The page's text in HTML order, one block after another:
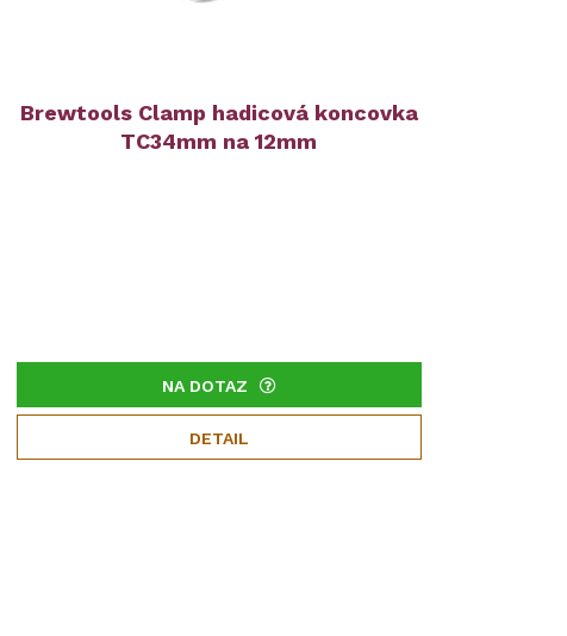
Brewtools Clamp hadicová koncovka
TC34mm na 12mm
NA DOTAZ
DETAIL